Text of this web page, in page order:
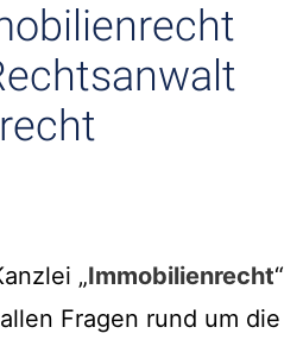
„Immobilienrecht“
Fragen rund um die